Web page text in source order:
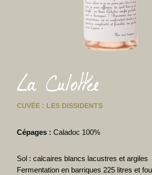
La Culottée
CUVÉE : LES DISSIDENTS
Cépages : Caladoc 100%
Sol : calcaires blancs lacustres et argiles
Fermentation en barriques 225 litres et